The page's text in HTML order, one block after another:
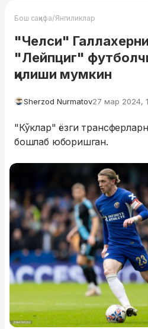
Бош саҳифа/Янгиликлар
"Челси"
"Лейпциг"
қилиши мумкин
Sherzod Nurmatov27 мар 2024,
"Кўклар" ёзги
бошлаб юборишган.